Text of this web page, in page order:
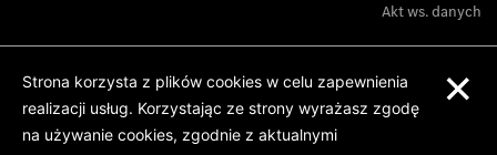
Akt ws. danych
Strona korzysta z plików cookies w celu zapewnienia
realizacji usług. Korzystając ze strony wyrażasz zgodę
na używanie cookies, zgodnie z aktualnymi
×